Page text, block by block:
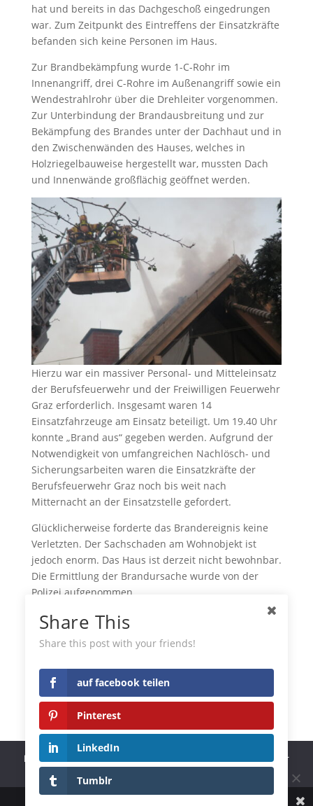
hat und bereits in das Dachgeschoß eingedrungen
war. Zum Zeitpunkt des Eintreffens der Einsatzkräfte
befanden sich keine Personen im Haus.
Zur Brandbekämpfung wurde 1-C-Rohr im
Innenangriff, drei C-Rohre im Außenangriff sowie ein
Wendestrahlrohr über die Drehleiter vorgenommen.
Zur Unterbindung der Brandausbreitung und zur
Bekämpfung des Brandes unter der Dachhaut und in
den Zwischenwänden des Hauses, welches in
Holzriegelbauweise hergestellt war, mussten Dach
und Innenwände großflächig geöffnet werden.
Hierzu war ein massiver Personal- und Mitteleinsatz
der Berufsfeuerwehr und der Freiwilligen Feuerwehr
Graz erforderlich. Insgesamt waren 14
Einsatzfahrzeuge am Einsatz beteiligt. Um 19.40 Uhr
konnte „Brand aus“ gegeben werden. Aufgrund der
Notwendigkeit von umfangreichen Nachlösch- und
Sicherungsarbeiten waren die Einsatzkräfte der
Berufsfeuerwehr Graz noch bis weit nach
Mitternacht an der Einsatzstelle gefordert.
Glücklicherweise forderte das Brandereignis keine
Verletzten. Der Sachschaden am Wohnobjekt ist
jedoch enorm. Das Haus ist derzeit nicht bewohnbar.
Die Ermittlung der Brandursache wurde von der
Polizei aufgenommen.
www.feuerwehr.graz.at
auf facebook teilen
Pinterest
LinkedIn
Tumblr
Designed byElegant Themes| Powered byWordPress
Share This
Share this post with your friends!
auf facebook teilen
Pinterest
LinkedIn
Tumblr
Diese Website benutzt Cookies. Wenn du die Website weiter
OK